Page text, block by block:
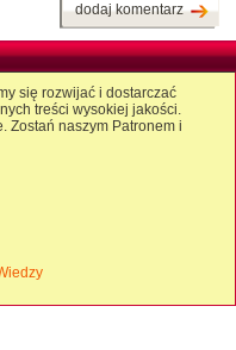
dodaj komentarz
się rozwijać i dostarczać
treści wysokiej jakości.
Zostań naszym Patronem i